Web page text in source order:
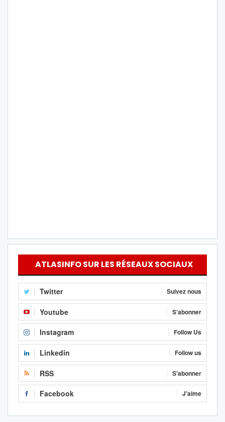
ATLASINFO SUR LES RÉSEAUX SOCIAUX
Twitter Suivez nous
Youtube S'abonner
Instagram Follow Us
Linkedin Follow us
RSS S'abonner
Facebook J'aime